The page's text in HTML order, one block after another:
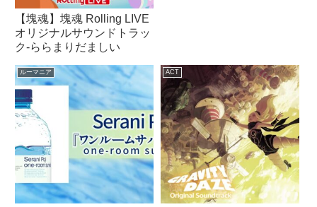
【塊魂】塊魂 Rolling LIVE
オリジナルサウンドトラッ
ク-ららまりだましい
ルーマニア ACT